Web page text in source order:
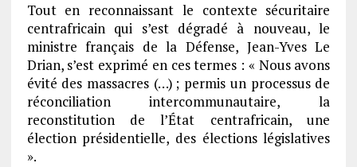
Tout en reconnaissant le contexte sécuritaire
centrafricain qui s’est dégradé à nouveau, le
ministre français de la Défense, Jean-Yves Le
Drian, s’est exprimé en ces termes : « Nous avons
évité des massacres (…) ; permis un processus de
réconciliation intercommunautaire, la
reconstitution de l’État centrafricain, une
élection présidentielle, des élections législatives
».